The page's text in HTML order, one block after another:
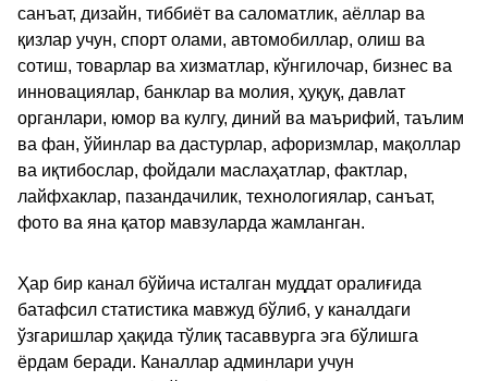
санъат, дизайн, тиббиёт ва саломатлик, аёллар ва
қизлар учун, спорт олами, автомобиллар, олиш ва
сотиш, товарлар ва хизматлар, кўнгилочар, бизнес ва
инновациялар, банклар ва молия, ҳуқуқ, давлат
органлари, юмор ва кулгу, диний ва маърифий, таълим
ва фан, ўйинлар ва дастурлар, афоризмлар, мақоллар
ва иқтибослар, фойдали маслаҳатлар, фактлар,
лайфхаклар, пазандачилик, технологиялар, санъат,
фото ва яна қатор мавзуларда жамланган.
Ҳар бир канал бўйича исталган муддат оралиғида
батафсил статистика мавжуд бўлиб, у каналдаги
ўзгаришлар ҳақида тўлиқ тасаввурга эга бўлишга
ёрдам беради. Каналлар админлари учун